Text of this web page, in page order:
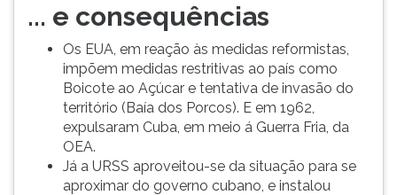
... e consequências
Os EUA, em reação às medidas reformistas,
impõem medidas restritivas ao país como
Boicote ao Açúcar e tentativa de invasão do
território (Baía dos Porcos). E em 1962,
expulsaram Cuba, em meio á Guerra Fria, da
OEA.
Já a URSS aproveitou-se da situação para se
aproximar do governo cubano, e instalou